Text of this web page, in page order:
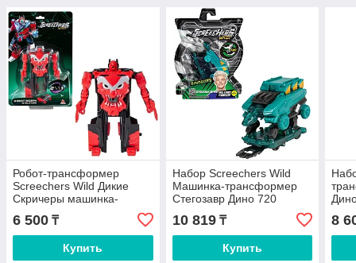
Робот-трансформер
Screechers Wild Дикие
Скричеры машинка-
трансформер Робот
Хэллшторм S5 62636,
высота 12 см
6 500 ₸
Купить
Набор Screechers Wild
Машинка-трансформер
Стегозавр Дино 720
10 819₸
Купить
8